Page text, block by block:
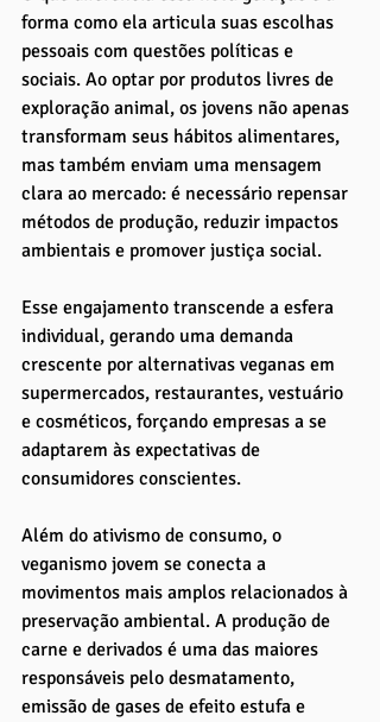
forma como ela articula suas escolhas
pessoais com questões políticas e
sociais. Ao optar por produtos livres de
exploração animal, os jovens não apenas
transformam seus hábitos alimentares,
mas também enviam uma mensagem
clara ao mercado: é necessário repensar
métodos de produção, reduzir impactos
ambientais e promover justiça social.
Esse engajamento transcende a esfera
individual, gerando uma demanda
crescente por alternativas veganas em
supermercados, restaurantes, vestuário
e cosméticos, forçando empresas a se
adaptarem às expectativas de
consumidores conscientes.
Além do ativismo de consumo, o
veganismo jovem se conecta a
movimentos mais amplos relacionados à
preservação ambiental. A produção de
carne e derivados é uma das maiores
responsáveis pelo desmatamento,
emissão de gases de efeito estufa e